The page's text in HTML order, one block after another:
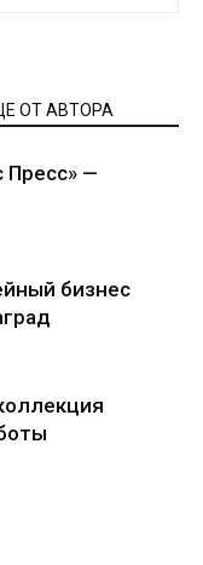
ОТ АВТОРА
Пресс» —
бизнес